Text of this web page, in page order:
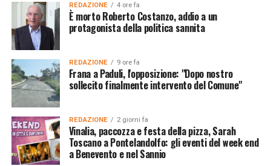
REDAZIONE 4 ore fa
È morto Roberto Costanzo, addio a un
protagonista della politica sannita
REDAZIONE 9 ore fa
Frana a Paduli, l'opposizione: "Dopo nostro
sollecito finalmente intervento del Comune"
REDAZIONE 2 giorni fa
Vinalia, paccozza e festa della pizza, Sarah
Toscano a Pontelandolfo: gli eventi del week end
a Benevento e nel Sannio